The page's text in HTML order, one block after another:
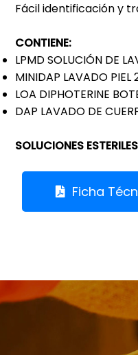
Fácil identificación y
CONTIENE:
LPMD SOLUCIÓN DE
MINIDAP LAVADO PIEL
LOA DIPHOTERINE
DAP LAVADO DE
SOLUCIONES
Ficha